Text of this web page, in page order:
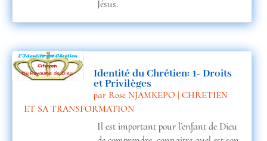
Jésus.
Identité du Chrétien: 1- Droits
et Privilèges
par Rose NJAMKEPO | CHRETIEN
ET SA TRANSFORMATION
Il est important pour l’enfant de Dieu